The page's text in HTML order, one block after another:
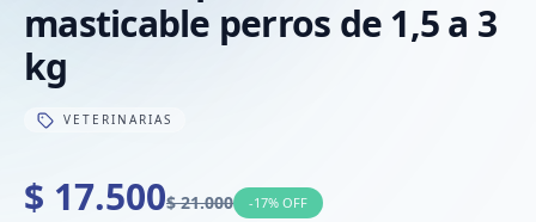
masticable perros de 1,5 a 3
kg
VETERINARIAS
$ 17.500$ 21.000 -17% OFF